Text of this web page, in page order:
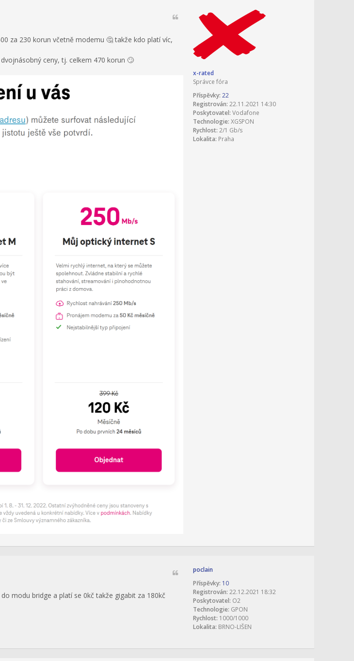
x-rated
Správce fóra
Příspěvky: 22
Registrován: 22.11.2021 14:30
Poskytovatel: Vodafone
Technologie: XGSPON
Rychlost: 2/1 Gb/s
Lokalita: Praha
za 230 korun včetně modemu 🤔 takže kdo platí víc,
ceny, tj. celkem 470 korun 🙄
poclain
Příspěvky: 10
Registrován: 22.12.2021 18:32
Poskytovatel: O2
Technologie: GPON
Rychlost: 1000/1000
Lokalita: BRNO-LIŠEN
modu bridge a platí se 0kč takže gigabit za 180kč